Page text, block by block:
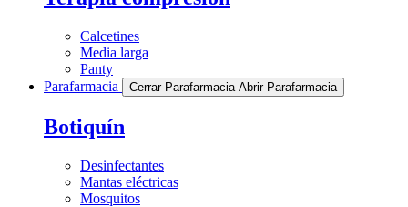
Calcetines
Media larga
Panty
Parafarmacia
Cerrar Parafarmacia Abrir Parafarmacia
Botiquín
Desinfectantes
Mantas eléctricas
Mosquitos